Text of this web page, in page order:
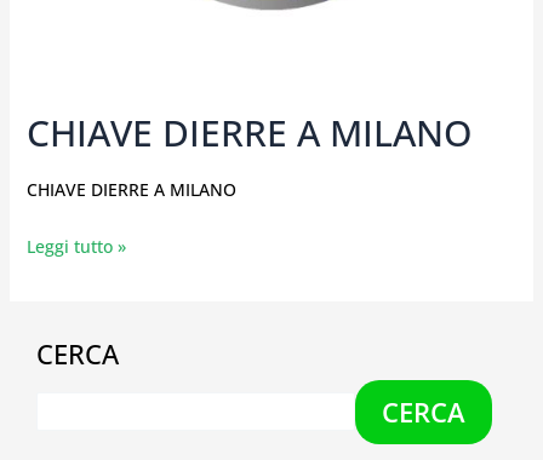
CHIAVE DIERRE A MILANO
CHIAVE DIERRE A MILANO
Leggi tutto »
CERCA
CERCA